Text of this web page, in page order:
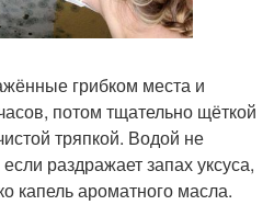
грибком места и
потом тщательно щёткой
тряпкой. Водой не
раздражает запах уксуса,
капель ароматного масла.